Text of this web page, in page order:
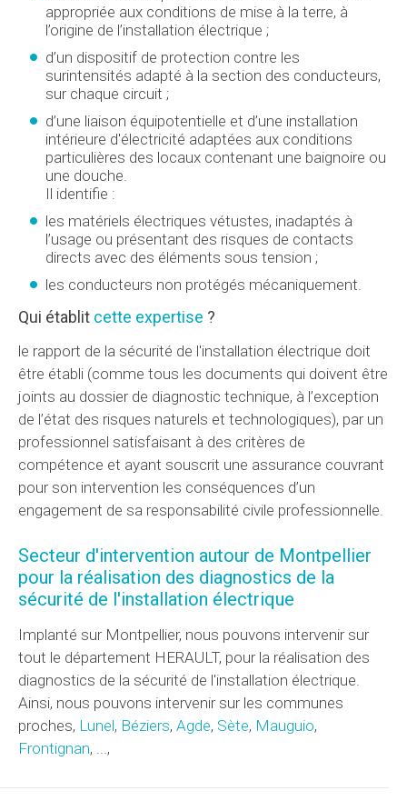
appropriée aux conditions de mise à la terre, à
l’origine de l’installation électrique ;
d’un dispositif de protection contre les
surintensités adapté à la section des conducteurs,
sur chaque circuit ;
d’une liaison équipotentielle et d’une installation
intérieure d'électricité adaptées aux conditions
particulières des locaux contenant une baignoire ou
une douche.
Il identifie :
les matériels électriques vétustes, inadaptés à
l’usage ou présentant des risques de contacts
directs avec des éléments sous tension ;
les conducteurs non protégés mécaniquement.
Qui établit cette expertise ?
le rapport de la sécurité de l'installation électrique doit
être établi (comme tous les documents qui doivent être
joints au dossier de diagnostic technique, à l’exception
de l’état des risques naturels et technologiques), par un
professionnel satisfaisant à des critères de
compétence et ayant souscrit une assurance couvrant
pour son intervention les conséquences d’un
engagement de sa responsabilité civile professionnelle.
Secteur d'intervention autour de Montpellier
pour la réalisation des diagnostics de la
sécurité de l'installation électrique
Implanté sur Montpellier, nous pouvons intervenir sur
tout le département HERAULT, pour la réalisation des
diagnostics de la sécurité de l'installation électrique.
Ainsi, nous pouvons intervenir sur les communes
proches, Lunel, Béziers, Agde, Sète, Mauguio,
Frontignan, ...,